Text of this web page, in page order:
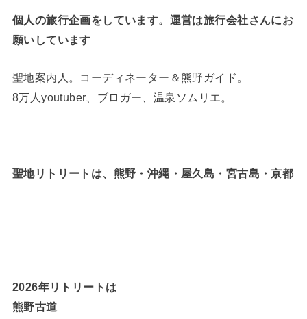
個人の旅行企画をしています。運営は旅行会社さんにお
願いしています
聖地案内人。コーディネーター＆熊野ガイド。
8万人youtuber、ブロガー、温泉ソムリエ。
聖地リトリートは、熊野・沖縄・屋久島・宮古島・京都
2026年リトリートは
熊野古道